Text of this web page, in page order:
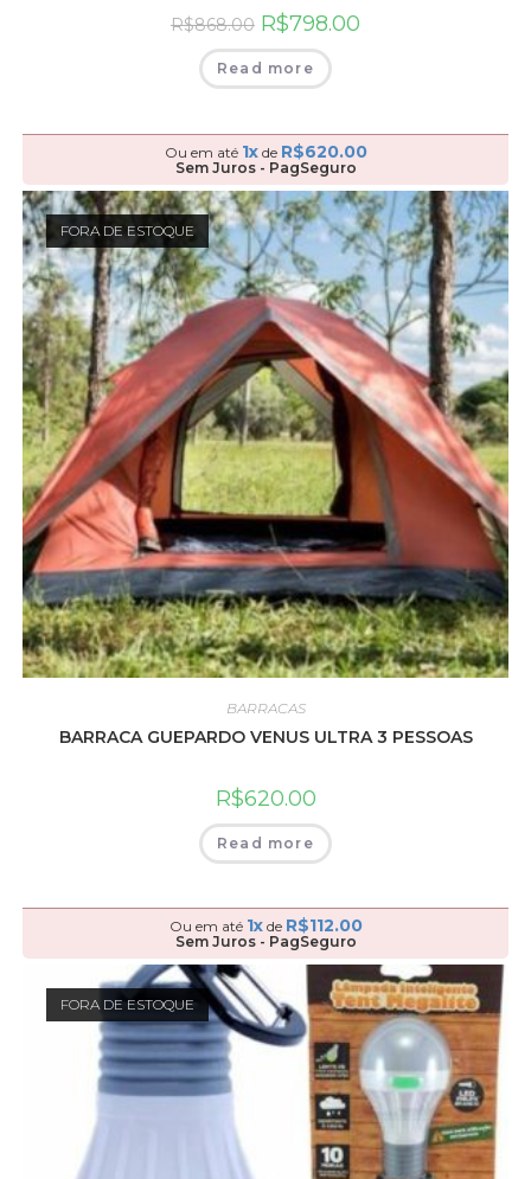
R$868.00 R$798.00
Read more
Ou em até 1xde R$620.00
Sem Juros - PagSeguro
FORA DE ESTOQUE
BARRACAS
BARRACA GUEPARDO VENUS ULTRA 3 PESSOAS
R$620.00
Read more
Ou em até 1xde R$112.00
Sem Juros - PagSeguro
FORA DE ESTOQUE